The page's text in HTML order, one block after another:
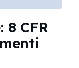
CFR